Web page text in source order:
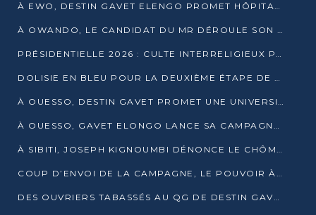
À EWO, DESTIN GAVET ELENGO PROMET HÔPITAL, CHEMIN DE FER ET AUDIT DES FINANCES PUBLIQUES
À OWANDO, LE CANDIDAT DU MR DÉROULE SON PROGRAMME DE “CHANGEMENT”
PRÉSIDENTIELLE 2026 : CULTE INTERRELIGIEUX POUR LA PAIX À OUENZÉ
DOLISIE EN BLEU POUR LA DEUXIÈME ÉTAPE DE CAMPAGNE DE DSN
À OUESSO, DESTIN GAVET PROMET UNE UNIVERSITÉ POUR LA SANGHA
À OUESSO, GAVET ELONGO LANCE SA CAMPAGNE SOUS LE SIGNE DU RENOUVEAU
À SIBITI, JOSEPH KIGNOUMBI DÉNONCE LE CHÔMAGE ET LES DÉFAILLANCES DE L’ÉTAT
COUP D’ENVOI DE LA CAMPAGNE, LE POUVOIR À POINTE-NOIRE, L’OPPOSITION À OUESSO ET SIBITI
DES OUVRIERS TABASSÉS AU QG DE DESTIN GAVET À 24 HEURES DE L’OUVERTURE DE LA CAMPAGNE